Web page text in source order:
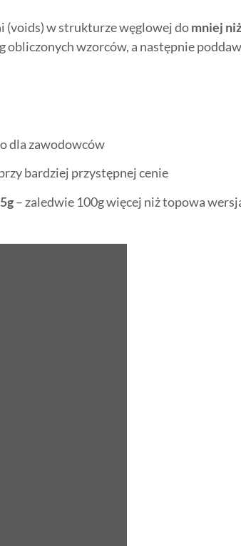
(voids) w strukturze węglowej domniej
obliczonych wzorców, a następnie
dla zawodowców
bardziej przystępnej cenie
– zaledwie 100g więcej niż topowa